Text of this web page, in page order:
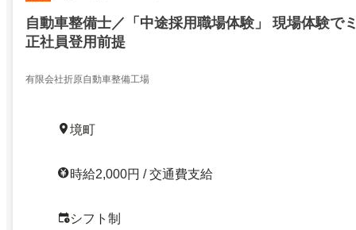
自動車整備士／「中途採用職場体験」 現場体験で
正社員登用前提
有限会社折原自動車整備工場
境町
時給2,000円 / 交通費支給
シフト制